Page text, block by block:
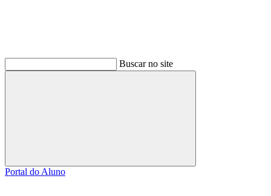
Buscar no site
Buscar
Portal do Aluno